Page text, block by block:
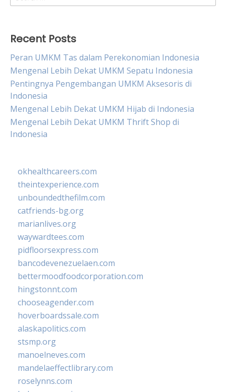
for:
Recent Posts
Peran UMKM Tas dalam Perekonomian Indonesia
Mengenal Lebih Dekat UMKM Sepatu Indonesia
Pentingnya Pengembangan UMKM Aksesoris di
Indonesia
Mengenal Lebih Dekat UMKM Hijab di Indonesia
Mengenal Lebih Dekat UMKM Thrift Shop di
Indonesia
okhealthcareers.com
theintexperience.com
unboundedthefilm.com
catfriends-bg.org
marianlives.org
waywardtees.com
pidfloorsexpress.com
bancodevenezuelaen.com
bettermoodfoodcorporation.com
hingstonnt.com
chooseagender.com
hoverboardssale.com
alaskapolitics.com
stsmp.org
manoelneves.com
mandelaeffectlibrary.com
roselynns.com